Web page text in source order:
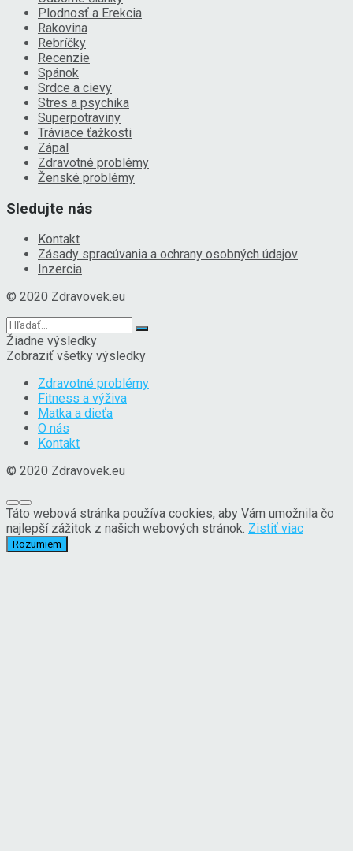
Plodnosť a Erekcia
Rakovina
Rebríčky
Recenzie
Spánok
Srdce a cievy
Stres a psychika
Superpotraviny
Tráviace ťažkosti
Zápal
Zdravotné problémy
Ženské problémy
Sledujte nás
Kontakt
Zásady spracúvania a ochrany osobných údajov
Inzercia
© 2020 Zdravovek.eu
Žiadne výsledky
Zobraziť všetky výsledky
Zdravotné problémy
Fitness a výživa
Matka a dieťa
O nás
Kontakt
© 2020 Zdravovek.eu
Táto webová stránka používa cookies, aby Vám umožnila čo
najlepší zážitok z našich webových stránok. Zistiť viac
Rozumiem